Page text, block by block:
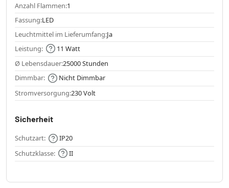
Anzahl Flammen:1
Fassung:LED
Leuchtmittel im Lieferumfang:Ja
Leistung:
11 Watt
Ø Lebensdauer:25000 Stunden
Dimmbar:
Nicht Dimmbar
Stromversorgung:230 Volt
Sicherheit
Schutzart:
IP20
Schutzklasse:
II